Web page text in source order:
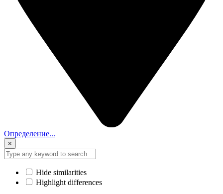
Определение...
×
Hide similarities
Highlight differences